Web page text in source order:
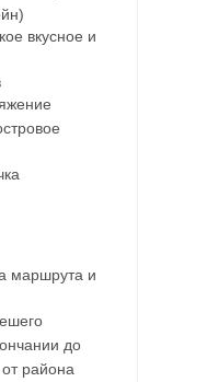
вкусное и
маршрута и
до
от района